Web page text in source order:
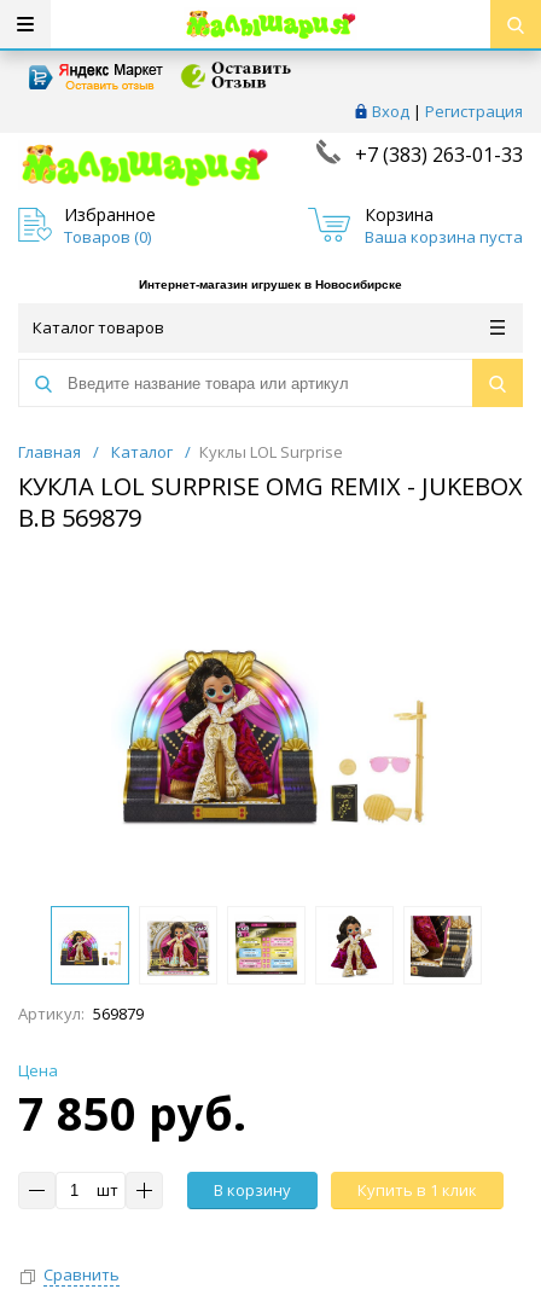
Вход | Регистрация
+7 (383) 263-01-33
Избранное
Товаров (0)
Корзина
Ваша корзина пуста
Интернет-магазин игрушек в Новосибирске
Каталог товаров
Главная / Каталог / Куклы LOL Surprise
КУКЛА LOL SURPRISE OMG REMIX - JUKEBOX
B.B 569879
Артикул: 569879
Цена
7 850 руб.
шт В корзину Купить в 1 клик
Сравнить